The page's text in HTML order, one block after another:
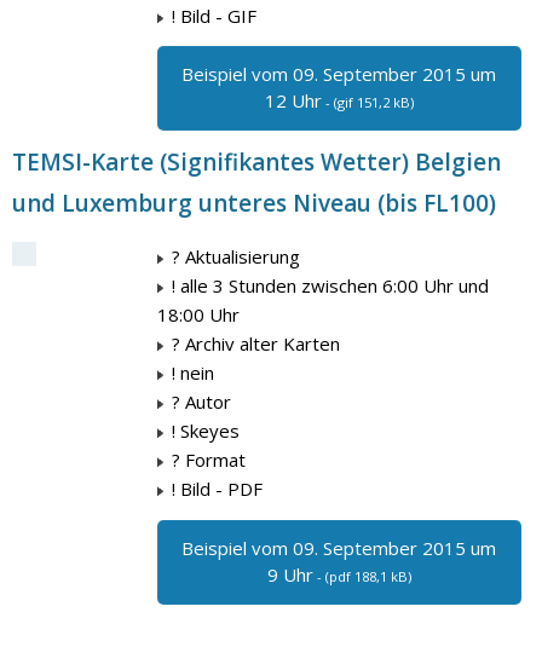
! Bild - GIF
Beispiel vom 09. September 2015 um
12 Uhr- (gif 151,2 kB)
TEMSI-Karte (Signifikantes Wetter) Belgien
und Luxemburg unteres Niveau (bis FL100)
? Aktualisierung
! alle 3 Stunden zwischen 6:00 Uhr und
18:00 Uhr
? Archiv alter Karten
! nein
? Autor
! Skeyes
? Format
! Bild - PDF
Beispiel vom 09. September 2015 um
9 Uhr- (pdf 188,1 kB)